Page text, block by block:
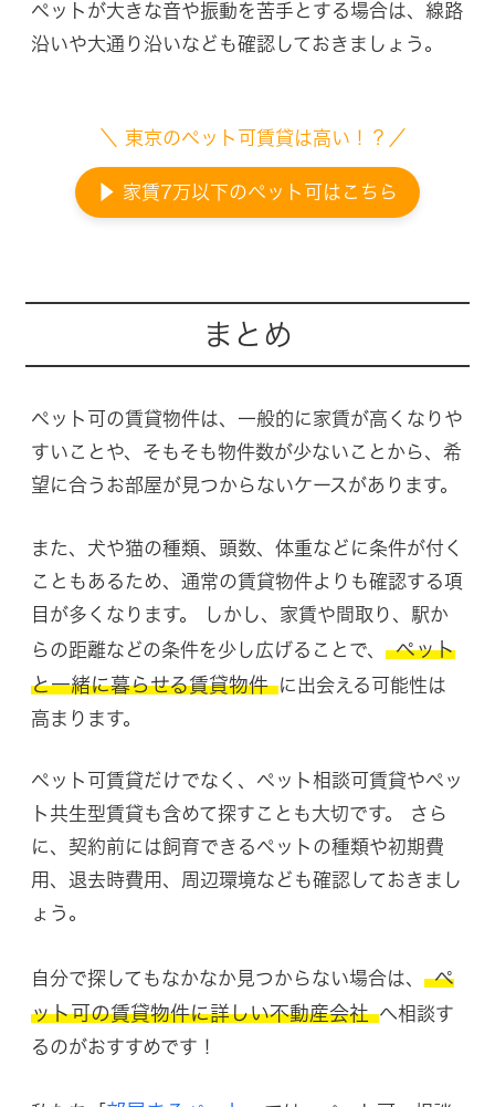
ペットが大きな音や振動を苦手とする場合は、線路
沿いや大通り沿いなども確認しておきましょう。
＼ 東京のペット可賃貸は高い！？／
▶ 家賃7万以下のペット可はこちら
まとめ
ペット可の賃貸物件は、一般的に家賃が高くなりや
すいことや、そもそも物件数が少ないことから、希
望に合うお部屋が見つからないケースがあります。
また、犬や猫の種類、頭数、体重などに条件が付く
こともあるため、通常の賃貸物件よりも確認する項
目が多くなります。 しかし、家賃や間取り、駅か
らの距離などの条件を少し広げることで、 ペット
と一緒に暮らせる賃貸物件
に出会える可能性は
高まります。
ペット可賃貸だけでなく、ペット相談可賃貸やペッ
ト共生型賃貸も含めて探すことも大切です。 さら
に、契約前には飼育できるペットの種類や初期費
用、退去時費用、周辺環境なども確認しておきまし
ょう。
自分で探してもなかなか見つからない場合は、 ペ
ット可の賃貸物件に詳しい不動産会社 へ相談す
るのがおすすめです！